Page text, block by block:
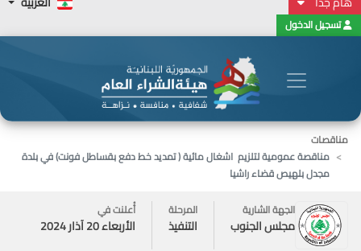
تسجيل الدخول
مناقصات
مناقصة عمومية لتلزيم اشغال مائية ( تمديد خط دفع بقساطل فونت) في بلدة
مجدل بلهيص قضاء راشيا
الجهة الشارية
مجلس الجنوب
المرحلة
التنفيذ
أُعلنت في
الأربعاء 20 آذار 2024